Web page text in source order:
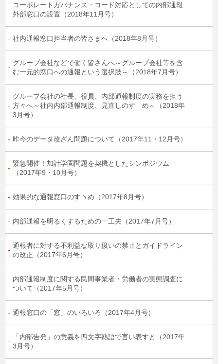
コーポレートガバナンス・コード対応としての内部通報
外部窓口の設置（2018年11月号）
社内通報窓口担当者の皆さまへ（2018年8月号）
グループ会社などで働く皆さんへ～グループ会社等を含
む一元的窓口への通報という選択肢～（2018年7月号）
グループ会社の社長、役員、内部通報制度の実務を担う
方々へ～社内内部通報制度、見直しのすゝめ～（2018年
3月号）
昨今のデータ改ざん問題について（2017年11・12月号）
緊急開催！加計学園問題を契機としたシンポジウム
（2017年9・10月号）
効果的な通報窓口のすヽめ（2017年8月号）
内部通報を明るくするための一工夫（2017年7月号）
通報者に対する不利益な取り扱いの禁止とガイドライン
の改正（2017年6月号）
内部通報制度に関する民間事業者・労働者の実態調査に
ついて（2017年5月号）
通報窓口の「窓」のいろいろ（2017年4月号）
「内部告発」の意義を四文字熟語で言い表すと（2017年
3月号）